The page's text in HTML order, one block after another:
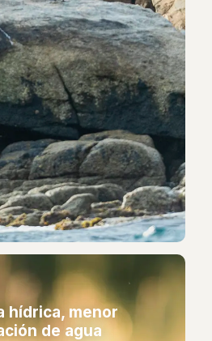
hídrica, menor
de agua